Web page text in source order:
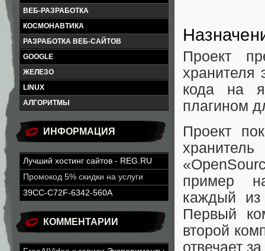
ВЕБ-РАЗРАБОТКА
КОСМОНАВТИКА
РАЗРАБОТКА ВЕБ-САЙТОВ
GOOGLE
ЖЕЛЕЗО
LINUX
АЛГОРИТМЫ
ИНФОРМАЦИЯ
Лучший хостинг сайтов - REG.RU
Промокод 5% скидки на услуги
39CC-C72F-6342-560A
КОММЕНТАРИИ
Проект
хранителя
кода на
плагином
Проект
пример
каждый из
Первый
второй
отвечает